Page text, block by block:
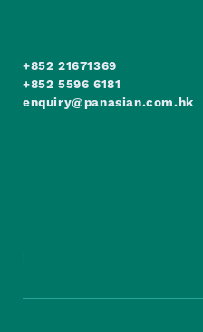
+852 21671369
+852 5596 6181
enquiry@panasian.com.hk